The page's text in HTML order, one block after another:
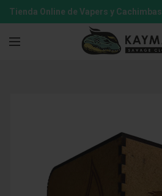
Tienda Online de Vapers y Cachimbas